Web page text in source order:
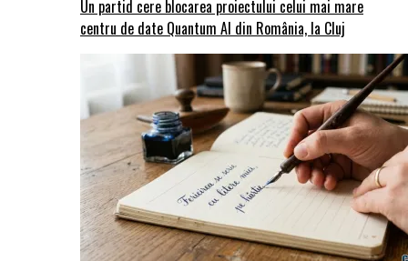
Un partid cere blocarea proiectului celui mai mare
centru de date Quantum AI din România, la Cluj